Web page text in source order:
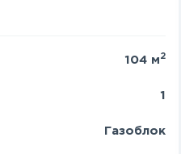
104 м 2
1
Газоблок